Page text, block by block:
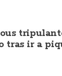
tras ir a